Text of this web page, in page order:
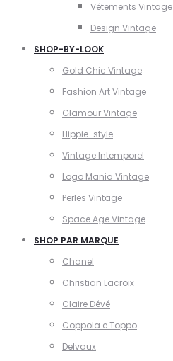
Vêtements Vintage
Design Vintage
SHOP-BY-LOOK
Gold Chic Vintage
Fashion Art Vintage
Glamour Vintage
Hippie-style
Vintage Intemporel
Logo Mania Vintage
Perles Vintage
Space Age Vintage
SHOP PAR MARQUE
Chanel
Christian Lacroix
Claire Dévé
Coppola e Toppo
Delvaux